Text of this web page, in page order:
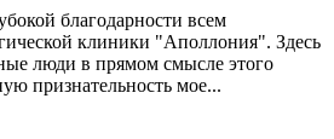
благодарности всем
клиники "Аполлония". Здесь
люди в прямом смысле этого
признательность мое...